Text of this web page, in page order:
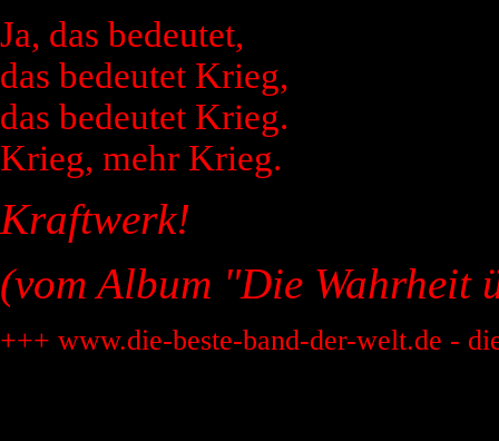
Ja, das bedeutet,
das bedeutet Krieg,
das bedeutet Krieg.
Krieg, mehr Krieg.
Kraftwerk!
(vom Album "Die Wahrheit
+++ www.die-beste-band-der-welt.de -